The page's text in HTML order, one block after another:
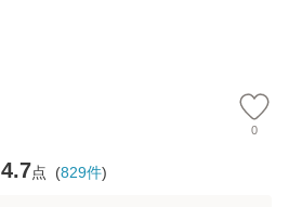
0
4.7点 (829件)